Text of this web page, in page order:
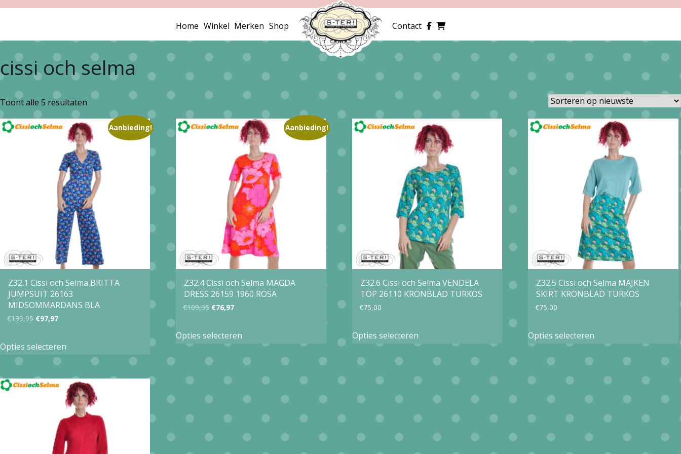
Home Winkel Merken Shop Contact
cissi och selma
Toont alle 5 resultaten Gesorteerd
op
nieuwste
Aanbieding!
Z32.1 Cissi och Selma BRITTA
JUMPSUIT 26163
MIDSOMMARDANS BLA
€139,95 Oorspronkelijke
was:
€139,95.
€97,97Huidige
is:
€97,97.
Opties selecteren
product
meerdere
variaties.
Deze
optie
kan
Aanbieding!
Z32.4 Cissi och Selma MAGDA
DRESS 26159 1960 ROSA
€109,95 Oorspronkelijke
was:
€109,95.
€76,97Huidige
is:
€76,97.
Opties selecteren
product
heeft
meerdere
kan
Z32.6 Cissi och Selma VENDELA
TOP 26110 KRONBLAD TURKOS
€75,00
Opties selecteren
product
heeft
meerdere
optie
Z32.5 Cissi och Selma MAJKEN
SKIRT KRONBLAD TURKOS
€75,00
Opties selecteren
product
meerdere
optie